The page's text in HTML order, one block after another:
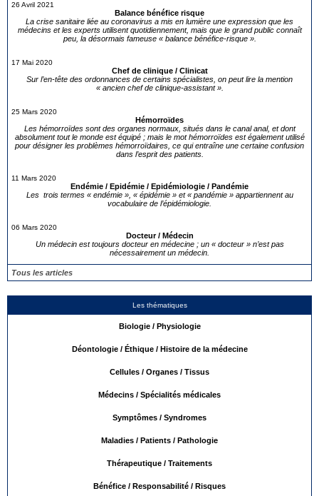
26 Avril 2021
Balance bénéfice risque
La crise sanitaire liée au coronavirus a mis en lumière une expression que les
médecins et les experts utilisent quotidiennement, mais que le grand public connaît
peu, la désormais fameuse « balance bénéfice-risque ».
17 Mai 2020
Chef de clinique / Clinicat
Sur l’en-tête des ordonnances de certains spécialistes, on peut lire la mention
« ancien chef de clinique-assistant ».
25 Mars 2020
Hémorroïdes
Les hémorroïdes sont des organes normaux, situés dans le canal anal, et dont
absolument tout le monde est équipé ; mais le mot hémorroïdes est également utilisé
pour désigner les problèmes hémorroïdaires, ce qui entraîne une certaine confusion
dans l’esprit des patients.
11 Mars 2020
Endémie / Epidémie / Epidémiologie / Pandémie
Les trois termes « endémie », « épidémie » et « pandémie » appartiennent au
vocabulaire de l’épidémiologie.
06 Mars 2020
Docteur / Médecin
Un médecin est toujours docteur en médecine ; un « docteur » n’est pas
nécessairement un médecin.
Tous les articles
Les thématiques
Biologie / Physiologie
Déontologie / Éthique / Histoire de la médecine
Cellules / Organes / Tissus
Médecins / Spécialités médicales
Symptômes / Syndromes
Maladies / Patients / Pathologie
Thérapeutique / Traitements
Bénéfice / Responsabilité / Risques